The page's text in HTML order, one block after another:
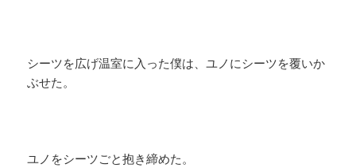
シーツを広げ温室に入った僕は、ユノにシーツを覆いか
ぶせた。
ユノをシーツごと抱き締めた。